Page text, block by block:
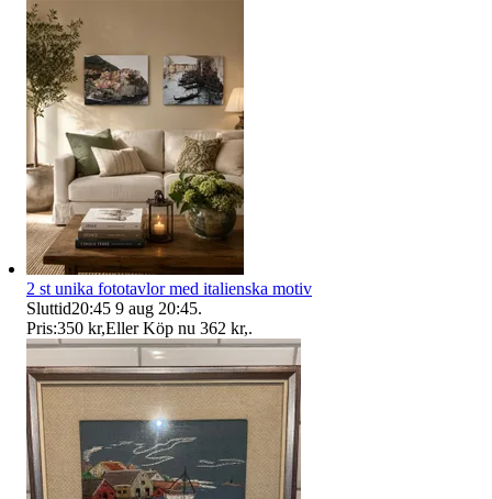
2 st unika fototavlor med italienska motiv
Sluttid20:45 9 aug 20:45.
Pris:350 kr,Eller Köp nu 362 kr,.